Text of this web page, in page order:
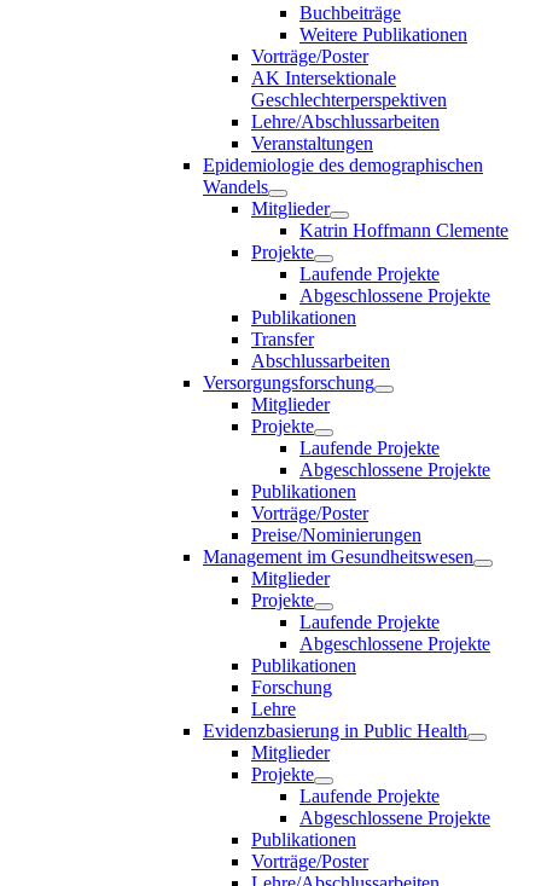
Buchbeiträge
Weitere Publikationen
Vorträge/Poster
AK Intersektionale
Geschlechterperspektiven
Lehre/Abschlussarbeiten
Veranstaltungen
Epidemiologie des demographischen
Wandels
Mitglieder
Katrin Hoffmann Clemente
Projekte
Laufende Projekte
Abgeschlossene Projekte
Publikationen
Transfer
Abschlussarbeiten
Versorgungsforschung
Mitglieder
Projekte
Laufende Projekte
Abgeschlossene Projekte
Publikationen
Vorträge/Poster
Preise/Nominierungen
Management im Gesundheitswesen
Mitglieder
Projekte
Laufende Projekte
Abgeschlossene Projekte
Publikationen
Forschung
Lehre
Evidenzbasierung in Public Health
Mitglieder
Projekte
Laufende Projekte
Abgeschlossene Projekte
Publikationen
Vorträge/Poster